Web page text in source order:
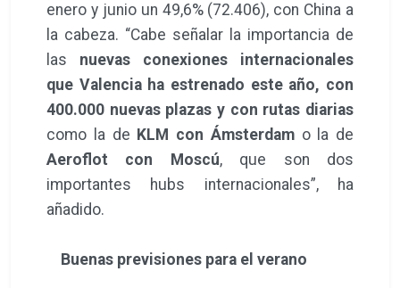
enero y junio un 49,6% (72.406), con China a
la cabeza. “Cabe señalar la importancia de
las nuevas conexiones internacionales
que Valencia ha estrenado este año, con
400.000 nuevas plazas y con rutas diarias
como la de KLM con Ámsterdamo la de
Aeroflot con Moscú, que son dos
importantes hubs internacionales”, ha
añadido.
Buenas previsiones para el verano